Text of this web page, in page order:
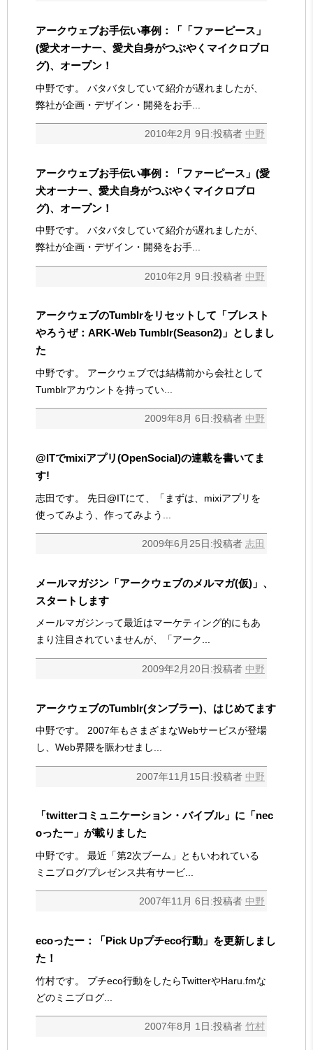
アークウェブお手伝い事例：「「ファーピース」
(愛犬オーナー、愛犬自身がつぶやくマイクロブロ
グ)、オープン！
中野です。 バタバタしていて紹介が遅れましたが、
弊社が企画・デザイン・開発をお手...
2010年2月 9日:投稿者 中野
アークウェブお手伝い事例：「ファーピース」(愛
犬オーナー、愛犬自身がつぶやくマイクロブロ
グ)、オープン！
中野です。 バタバタしていて紹介が遅れましたが、
弊社が企画・デザイン・開発をお手...
2010年2月 9日:投稿者 中野
アークウェブのTumblrをリセットして「ブレスト
やろうぜ：ARK-Web Tumblr(Season2)」としまし
た
中野です。 アークウェブでは結構前から会社として
Tumblrアカウントを持ってい...
2009年8月 6日:投稿者 中野
@ITでmixiアプリ(OpenSocial)の連載を書いてま
す!
志田です。 先日@ITにて、「まずは、mixiアプリを
使ってみよう、作ってみよう...
2009年6月25日:投稿者 志田
メールマガジン「アークウェブのメルマガ(仮)」、
スタートします
メールマガジンって最近はマーケティング的にもあ
まり注目されていませんが、「アーク...
2009年2月20日:投稿者 中野
アークウェブのTumblr(タンブラー)、はじめてます
中野です。 2007年もさまざまなWebサービスが登場
し、Web界隈を賑わせまし...
2007年11月15日:投稿者 中野
「twitterコミュニケーション・バイブル」に「nec
oったー」が載りました
中野です。 最近「第2次ブーム」ともいわれている
ミニブログ/プレゼンス共有サービ...
2007年11月 6日:投稿者 中野
ecoったー：「Pick Upプチeco行動」を更新しまし
た！
竹村です。 プチeco行動をしたらTwitterやHaru.fmな
どのミニブログ...
2007年8月 1日:投稿者 竹村